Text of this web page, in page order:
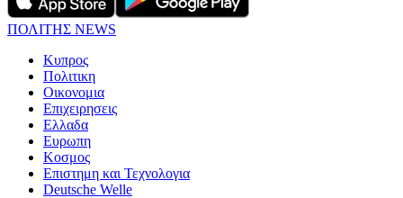
ΠΟΛΙΤΗΣ NEWS
Κυπρος
Πολιτικη
Οικονομια
Επιχειρησεις
Ελλαδα
Ευρωπη
Κοσμος
Επιστημη και Τεχνολογια
Deutsche Welle